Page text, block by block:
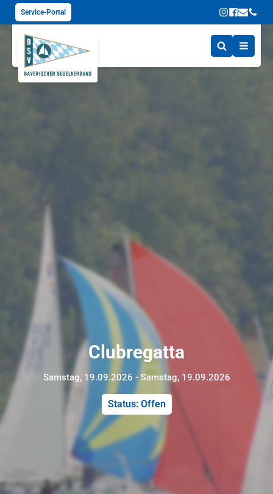
Service-Portal
Clubregatta
Samstag, 19.09.2026 - Samstag, 19.09.2026
Status: Offen